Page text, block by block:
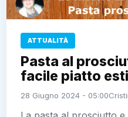
ATTUALITÀ
Pasta al
facile piatto
28 Giugno 2024 - 05:00